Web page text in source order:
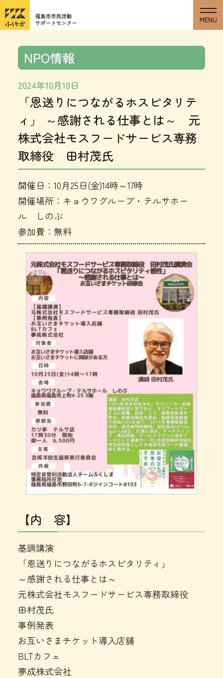
NPO情報
2024年10月10日
「恩送りにつながるホスピタリテ
ィ」 ～感謝される仕事とは～ 元
株式会社モスフードサービス専務
取締役 田村茂氏
開催日：10月25日(金)14時～17時
開催場所：キョウワグループ・テルサホー
ル しのぶ
参加費：無料
【内 容】
基調講演
「恩送りにつながるホスピタリティ」
～感謝される仕事とは～
元株式会社モスフードサービス専務取締役
田村茂氏
事例発表
お互いさまチケット導入店舗
BLTカフェ
夢成株式会社